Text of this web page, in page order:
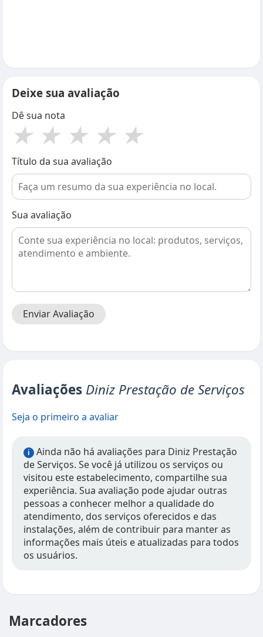
Deixe sua avaliação
Dê sua nota
★ ★ ★ ★ ★
Título da sua avaliação
Sua avaliação
Enviar Avaliação
Avaliações Diniz Prestação de Serviços
Seja o primeiro a avaliar
i
Ainda não há avaliações para Diniz Prestação
de Serviços. Se você já utilizou os serviços ou
visitou este estabelecimento, compartilhe sua
experiência. Sua avaliação pode ajudar outras
pessoas a conhecer melhor a qualidade do
atendimento, dos serviços oferecidos e das
instalações, além de contribuir para manter as
informações mais úteis e atualizadas para todos
os usuários.
Marcadores